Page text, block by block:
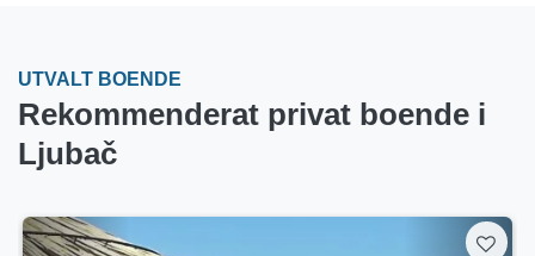
UTVALT BOENDE
Rekommenderat privat boende i
Ljubač